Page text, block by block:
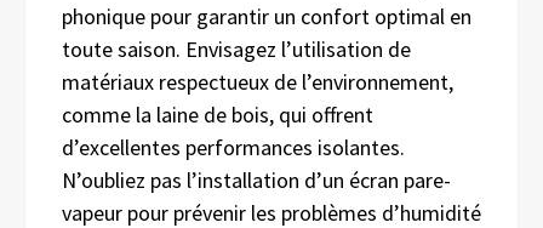
phonique pour garantir un confort optimal en
toute saison. Envisagez l’utilisation de
matériaux respectueux de l’environnement,
comme la laine de bois, qui offrent
d’excellentes performances isolantes.
N’oubliez pas l’installation d’un écran pare-
vapeur pour prévenir les problèmes d’humidité